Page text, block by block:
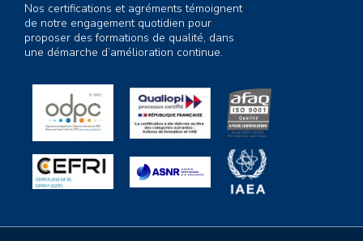
Nos certifications et agréments témoignent
de notre engagement quotidien pour
proposer des formations de qualité, dans
une démarche d’amélioration continue.